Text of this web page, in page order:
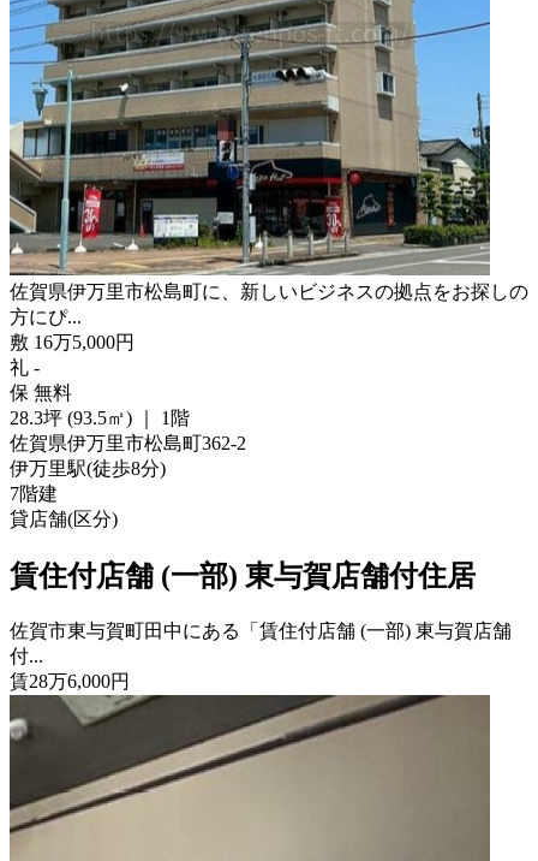
佐賀県伊万里市松島町に、新しいビジネスの拠点をお探しの
方にぴ...
敷 16万5,000円
礼 -
保 無料
28.3坪 (93.5㎡)
1階
佐賀県伊万里市松島町362-2
伊万里駅(徒歩8分)
7階建
貸店舗(区分)
賃住付店舗 (一部) 東与賀店舗付住居
佐賀市東与賀町田中にある「賃住付店舗 (一部) 東与賀店舗
付...
賃28万6,000円